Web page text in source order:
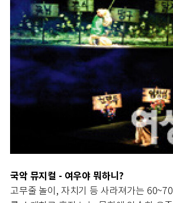
국악 뮤지컬 - 여우야 뭐하니?
고무줄 놀이, 자치기 등 사라져가는